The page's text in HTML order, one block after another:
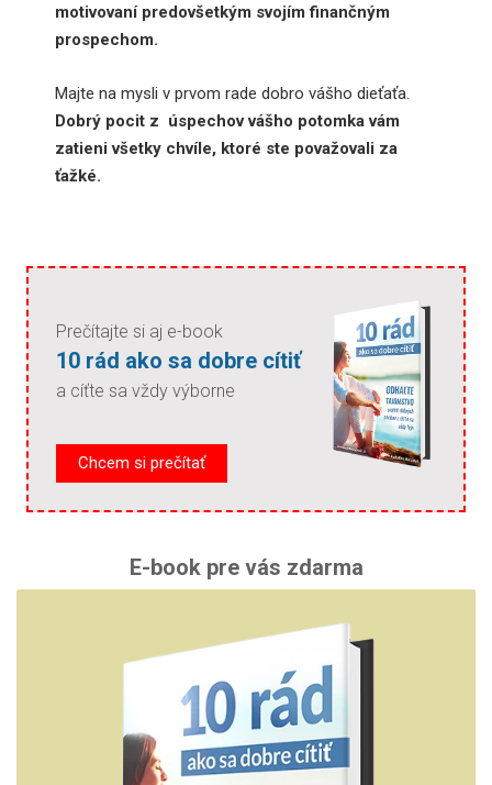
motivovaní predovšetkým svojím finančným
prospechom.
Majte na mysli v prvom rade dobro vášho dieťaťa.
Dobrý pocit z úspechov vášho potomka vám
zatieni všetky chvíle, ktoré ste považovali za
ťažké.
Prečítajte si aj e-book
10 rád ako sa dobre cítiť
a cíťte sa vždy výborne
Chcem si prečítať
E-book pre vás zdarma